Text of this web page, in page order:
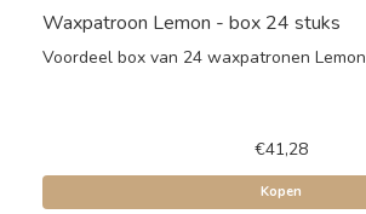
Waxpatroon Lemon - box 24 stuks
Voordeel box van 24 waxpatronen Lemon
€41,28
Kopen